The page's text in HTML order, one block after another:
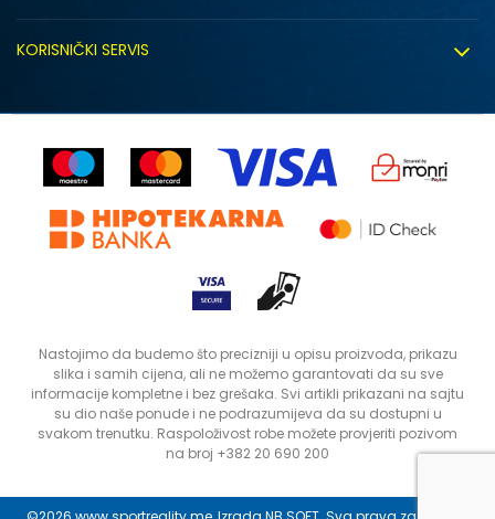
Zapošljavanje
Sindikalna prodaja
Kontakt
Prodavnice
Kako kupiti
Uputstvo za registraciju
KORISNIČKI SERVIS
Reklamacije
Povrat robe i povrat sredstava
Status porudžbine
Nastojimo da budemo što precizniji u opisu proizvoda, prikazu
slika i samih cijena, ali ne možemo garantovati da su sve
informacije kompletne i bez grešaka. Svi artikli prikazani na sajtu
su dio naše ponude i ne podrazumijeva da su dostupni u
svakom trenutku. Raspoloživost robe možete provjeriti pozivom
na broj +382 20 690 200